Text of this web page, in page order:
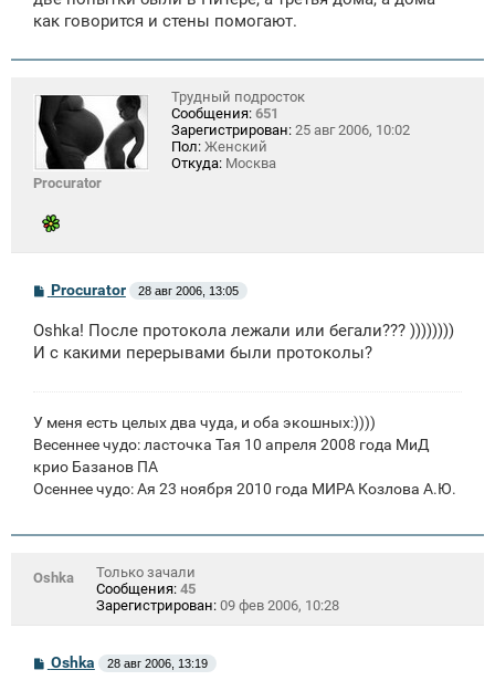
как говорится и стены помогают.
Procurator
Трудный подросток
Сообщения: 651
Зарегистрирован: 25 авг 2006, 10:02
Пол: Женский
Откуда: Москва
С
о
б
щ
Procurator 28 авг 2006, 13:05
Oshka! После протокола лежали или бегали??? ))))))))
И с какими перерывами были протоколы?
У меня есть целых два чуда, и оба экошных:))))
Весеннее чудо: ласточка Тая 10 апреля 2008 года МиД
крио Базанов ПА
Осеннее чудо: Ая 23 ноября 2010 года МИРА Козлова А.Ю.
Oshka
Только зачали
Сообщения: 45
Зарегистрирован: 09 фев 2006, 10:28
С
о
Oshka 28 авг 2006, 13:19